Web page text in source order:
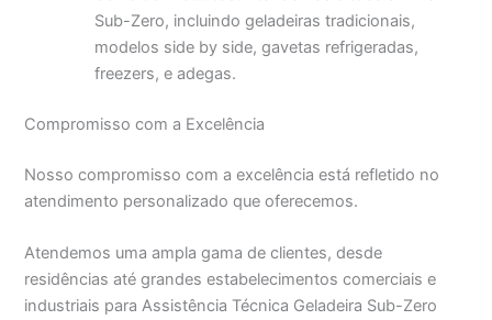
Sub-Zero, incluindo geladeiras tradicionais,
modelos side by side, gavetas refrigeradas,
freezers, e adegas.
Compromisso com a Excelência
Nosso compromisso com a excelência está refletido no
atendimento personalizado que oferecemos.
Atendemos uma ampla gama de clientes, desde
residências até grandes estabelecimentos comerciais e
industriais para Assistência Técnica Geladeira Sub-Zero